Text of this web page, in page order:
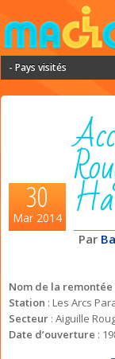
- Pays visités
30
Mar 2014
Par
Nom de la
Station : Les Arcs
Secteur : Aiguille
Date d’ouverture :